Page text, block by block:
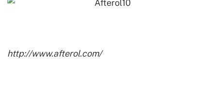
http://www.afterol.com/